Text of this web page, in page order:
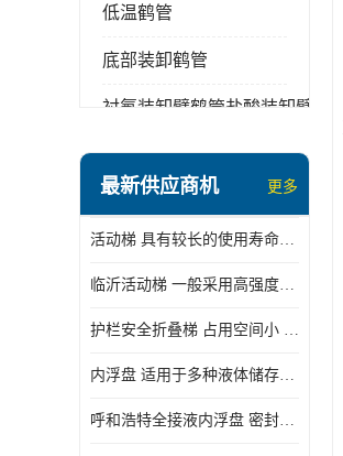
低温鹤管
底部装卸鹤管
衬氟装卸臂鹤管盐酸装卸臂
顶部装卸车鹤管
液氨液化气鹤管
定量装车系统
最新供应商机 更多
活动梯 具有较长的使用寿命和耐用性 一般采用高强度材料制造
临沂活动梯 一般采用高强度材料制造 可以用于多种不同的任务
护栏安全折叠梯 占用空间小 方便存放和搬运
内浮盘 适用于多种液体储存和运输 能够降低运输成本和维护成本
呼和浩特全接液内浮盘 密封性能好 有效保护液体质量